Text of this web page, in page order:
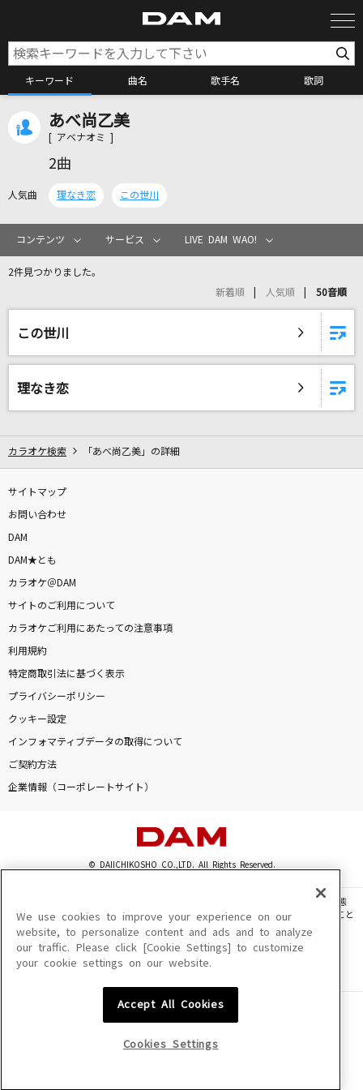
キーワード 曲名 歌手名 歌詞
カラオケリクエスト
ニホンノミカタ-ネバダカラキマシタ-
矢島美容室
Misia
サーフィン・JAPAN
Mi-Ke
ライバル!
ケセラセラ
Mrs. GREEN APPLE
[生音]幸せ
back number
[生音]世田谷ラブストーリー
back number
カラオケ最新情報をチェック！
あべ尚乙美
[ アベナオミ ]
2曲
人気曲 理なき恋 この世川
コンテンツ サービス LIVE DAM WAO!
2件見つかりました。
新着順 人気順 50音順
この世川
理なき恋
カラオケ検索 「あべ尚乙美」の詳細
サイトマップ
お問い合わせ
DAM
DAM★とも
カラオケ＠DAM
サイトのご利用について
カラオケご利用にあたっての注意事項
利用規約
特定商取引法に基づく表示
プライバシーポリシー
クッキー設定
インフォマティブデータの取得について
ご契約方法
企業情報（コーポレートサイト）
© DAIICHIKOSHO CO.,LTD. All Rights Reserved.
このサイトに掲載されている一切の文章・画像・写真・動画・音声等を、手段や形態
を問わず、著作権法の定める範囲を超えて無断で複製、転載、ファイル化などすること
を禁じます。
楽曲及びコンテンツは、機種によりご利用いただけない場合があります。
楽曲及びコンテンツの配信日、配信内容が変更になる場合があります。
We use cookies to improve your experience on our
website, to personalize content and ads and to analyze
our traffic. Please click [Cookie Settings] to customize
your cookie settings on our website.
Accept All Cookies
Cookies Settings